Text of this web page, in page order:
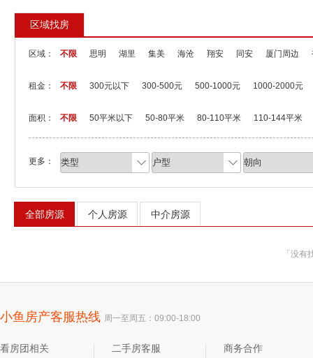
区域找房
区域： 不限 思明 湖里 集美 海沧 翔安 同安 厦门周边
租金： 不限 300元以下 300-500元 500-1000元 1000-2000元
面积： 不限 50平米以下 50-80平米 80-110平米 110-144平米
更多：
全部房源 个人房源 中介房源
「没
小鱼房产客服热线 周一至周五：09:00-18:00
看房团相关 二手房客服 商务合作